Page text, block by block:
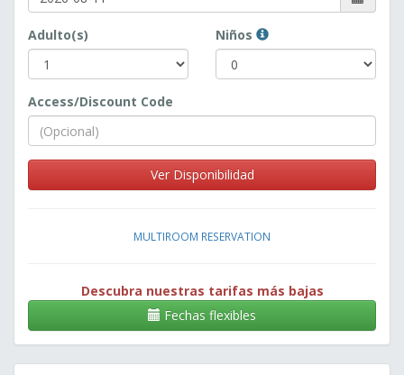
Adulto(s) Niños
Access/Discount Code
Ver Disponibilidad
MULTIROOM RESERVATION
Descubra nuestras tarifas más bajas
Fechas flexibles